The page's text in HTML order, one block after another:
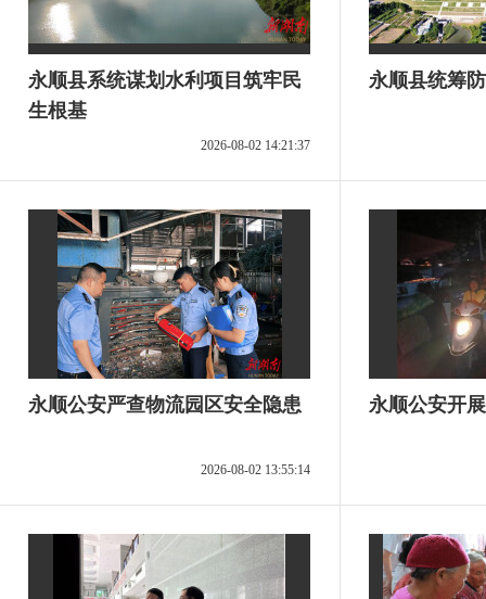
永顺县系统谋划水利项目筑牢民
生根基
2026-08-02 14:21:37
永顺县统筹
永顺公安严查物流园区安全隐患
2026-08-02 13:55:14
永顺公安开